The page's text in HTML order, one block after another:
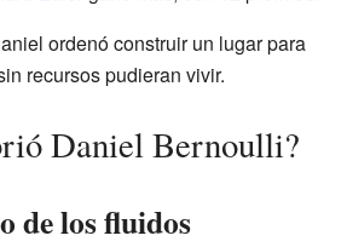
ordenó construir un lugar para
recursos pudieran vivir.
Daniel Bernoulli?
de los fluidos